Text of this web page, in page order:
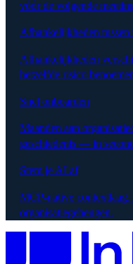
vóór de volgende
Afhankelijkheden tussen
Afhankelijkheden
hetzelfde risico
Snel onboarden
Maanden aan
geschiedenis — in
Stem je AI af
MCP-native
organisatiegeheugen.